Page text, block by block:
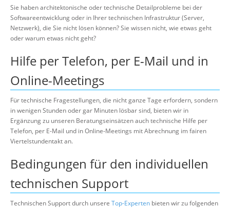
Über uns
Suche
Sie haben architektonische oder technische Detailprobleme bei der
Softwareentwicklung oder in Ihrer technischen Infrastruktur (Server,
Netzwerk), die Sie nicht lösen können? Sie wissen nicht, wie etwas geht
oder warum etwas nicht geht?
Hilfe per Telefon, per E-Mail und in
Online-Meetings
Für technische Fragestellungen, die nicht ganze Tage erfordern, sondern
in wenigen Stunden oder gar Minuten lösbar sind, bieten wir in
Ergänzung zu unseren Beratungseinsätzen auch technische Hilfe per
Telefon, per E-Mail und in Online-Meetings mit Abrechnung im fairen
Viertelstundentakt an.
Bedingungen für den individuellen
technischen Support
Technischen Support durch unsere Top-Experten bieten wir zu folgenden